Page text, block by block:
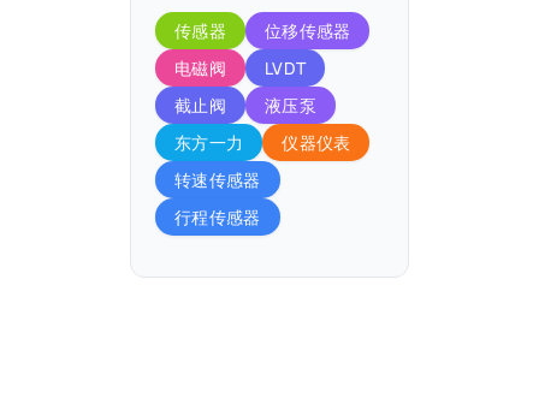
传感器
位移传感器
电磁阀
LVDT
截止阀
液压泵
东方一力
仪器仪表
转速传感器
行程传感器